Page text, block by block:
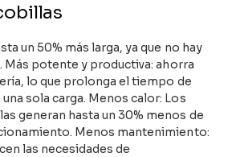
un 50% más larga, ya que no hay
Más potente y productiva: ahorra
lo que prolonga el tiempo de
sola carga. Menos calor: Los
generan hasta un 30% menos de
Menos mantenimiento:
las necesidades de